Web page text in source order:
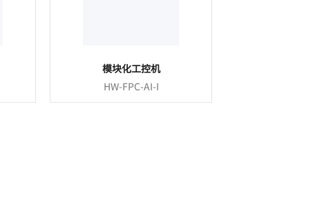
模块化工控机
HW-FPC-AI-I